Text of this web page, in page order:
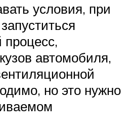
условия, при
процесс,
автомобиля,
но это нужно